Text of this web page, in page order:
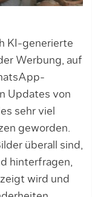
KI-generierte
Werbung, auf
Updates von
sehr viel
geworden.
überall sind,
hinterfragen,
wird und